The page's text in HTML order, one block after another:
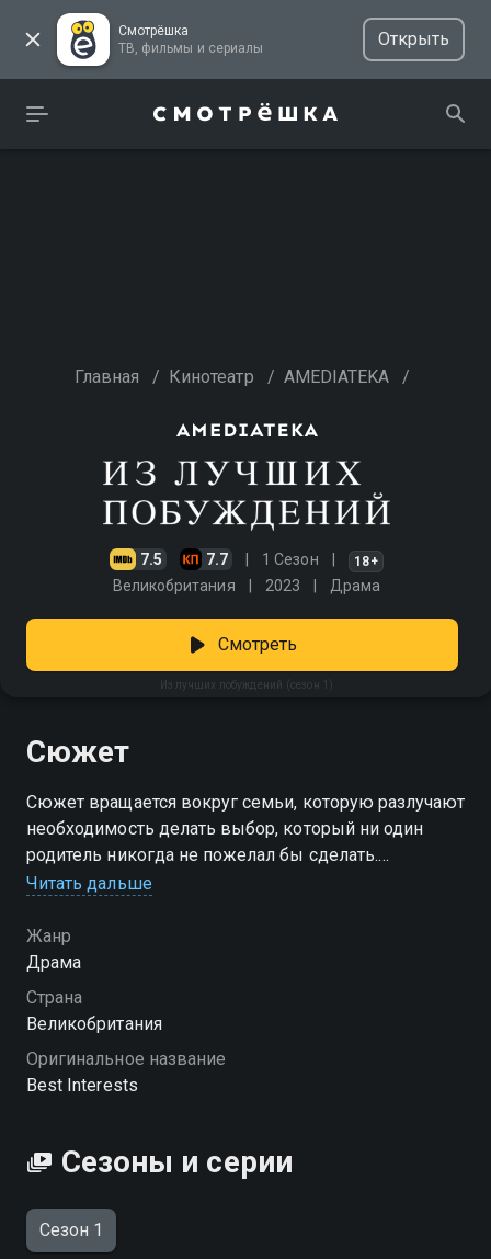
Смотрёшка
ТВ, фильмы и сериалы
Открыть
Главная / Кинотеатр / AMEDIATEKA /
7.5 7.7 1 Сезон 18+
Великобритания 2023 Драма
Из лучших побуждений (сезон 1)
Смотреть
Сюжет
Сюжет вращается вокруг семьи, которую разлучают
необходимость делать выбор, который ни один
родитель никогда не пожелал бы сделать.
побуждений вы можете совершенно бесплатно в
хорошем HD качестве на Смотрёшке
Читать дальше
Жанр
Драма
Страна
Великобритания
Оригинальное название
Best Interests
Сезоны и серии
Сезон 1